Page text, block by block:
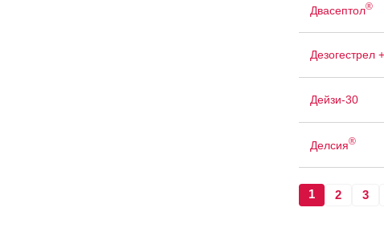
Двасептол®
Дезогестрел
Дейзи-30
Делсия®
1 2 3